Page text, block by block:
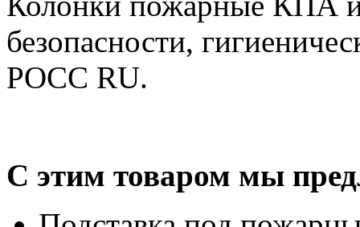
безопасности,
РОСС RU.
С этим товаром мы